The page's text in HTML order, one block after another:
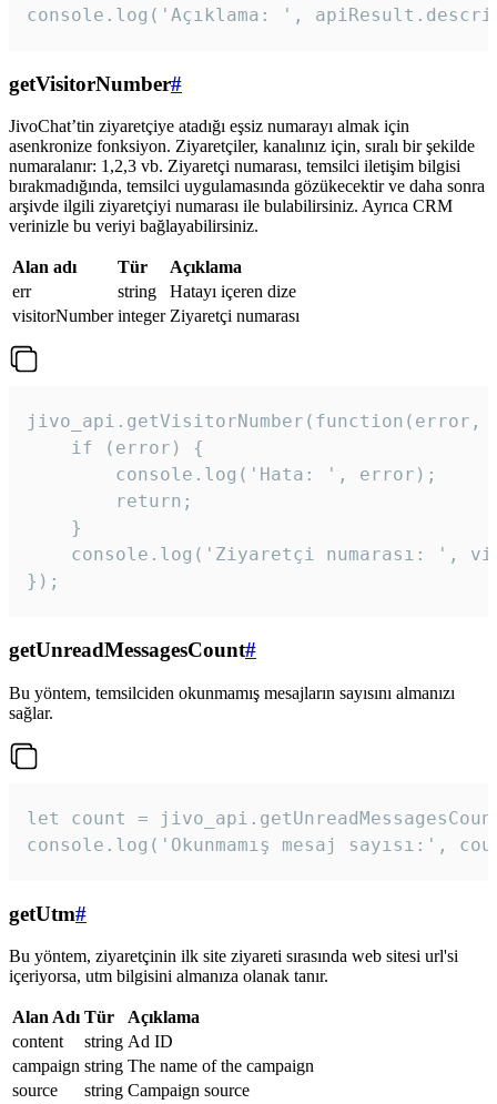
console.log('Açıklama: ',
getVisitorNumber#
JivoChat’tin ziyaretçiye atadığı eşsiz numarayı almak için
asenkronize fonksiyon. Ziyaretçiler, kanalınız için, sıralı bir şekilde
numaralanır: 1,2,3 vb. Ziyaretçi numarası, temsilci iletişim bilgisi
bırakmadığında, temsilci uygulamasında gözükecektir ve daha sonra
arşivde ilgili ziyaretçiyi numarası ile bulabilirsiniz. Ayrıca CRM
verinizle bu veriyi bağlayabilirsiniz.
Alan adı Tür
Açıklama
err
string
Hatayı içeren dize
visitorNumber integer Ziyaretçi numarası
jivo_api.getVisitorNumber(function(error,
    if (error) {
        console.log('Hata: ', error);
        return;
    }
console.log('Ziyaretçi numarası: ',
});
getUnreadMessagesCount#
Bu yöntem, temsilciden okunmamış mesajların sayısını almanızı
sağlar.
let count =
console.log('Okunmamış mesaj sayısı:',
getUtm#
Bu yöntem, ziyaretçinin ilk site ziyareti sırasında web sitesi url'si
içeriyorsa, utm bilgisini almanıza olanak tanır.
Alan Adı Tür
Açıklama
content
string Ad ID
campaign string The name of the campaign
source
string Campaign source